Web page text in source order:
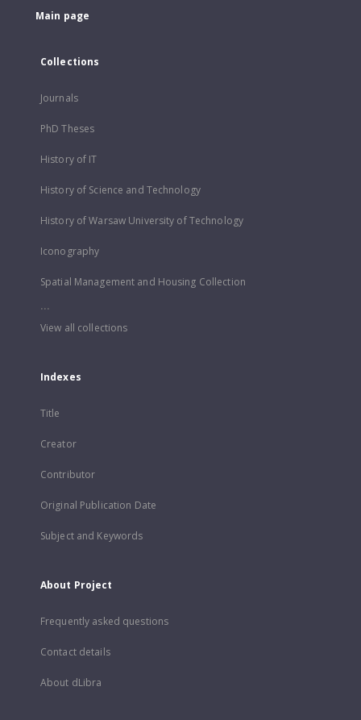
Main page
Collections
Journals
PhD Theses
History of IT
History of Science and Technology
History of Warsaw University of Technology
Iconography
Spatial Management and Housing Collection
...
View all collections
Indexes
Title
Creator
Contributor
Original Publication Date
Subject and Keywords
About Project
Frequently asked questions
Contact details
About dLibra